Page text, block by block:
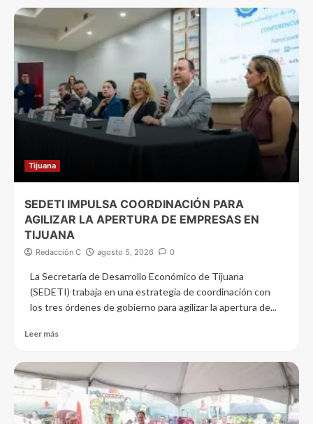
Tijuana
SEDETI IMPULSA COORDINACIÓN PARA
AGILIZAR LA APERTURA DE EMPRESAS EN
TIJUANA
Redacción C agosto 5, 2026 0
La Secretaría de Desarrollo Económico de Tijuana
(SEDETI) trabaja en una estrategia de coordinación con
los tres órdenes de gobierno para agilizar la apertura de...
Leer más